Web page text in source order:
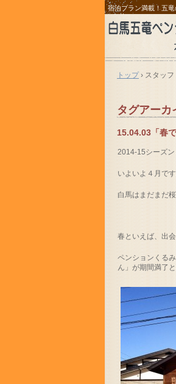
宿泊プラン満載！五
トップ › スタッフ
タグアーカ
15.04.03「春で
2014-15シーズン
いよいよ４月で
白馬はまだまだ
春といえば、出
ペンションくる
ん」が期間満了